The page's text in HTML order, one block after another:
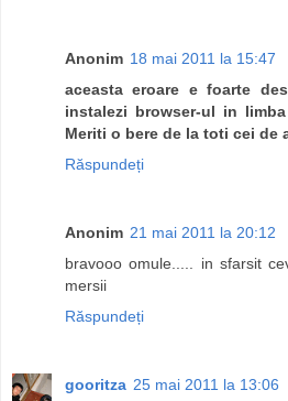
Anonim 18 mai 2011 la 15:47
aceasta eroare e foarte
instalezi browser-ul in
Meriti o bere de la toti cei de
Răspundeți
Anonim 21 mai 2011 la 20:12
bravooo omule..... in sfarsit
mersii
Răspundeți
gooritza 25 mai 2011 la 13:06